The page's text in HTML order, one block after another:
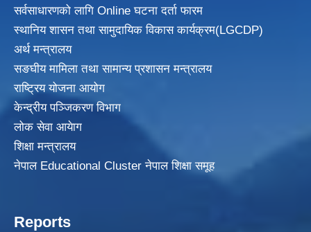
सर्वसाधारणको लागि Online घटना दर्ता फारम
स्थानिय शासन तथा सामुदायिक विकासकार्यक्रम(LGCDP)
अर्थ मन्त्रालय
सङघीय मामिला तथा सामान्य प्रशासन मन्त्रालय
राष्ट्रिय योजना आयोग
केन्द्रीय पञ्जिकरण विभाग
लोक सेवा आयेाग
शिक्षा मन्त्रालय
नेपाल Educational Cluster नेपाल शिक्षा समूह
Reports